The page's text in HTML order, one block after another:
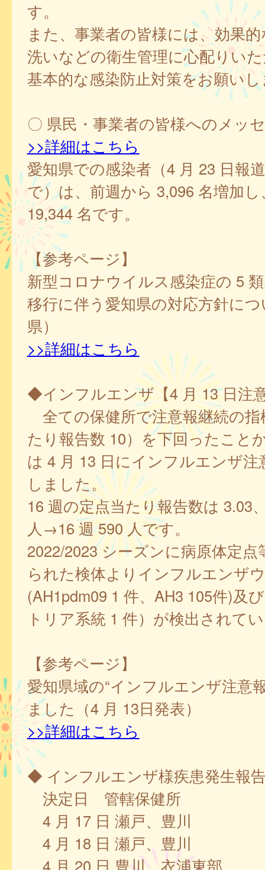
す。
また、事業者の皆様には、効果
洗いなどの衛生管理に心配りい
基本的な感染防止対策をお願い
〇 県民・事業者の皆様へのメッ
>>詳細はこちら
愛知県での感染者（4 月 23 日報
で）は、前週から 3,096 名増加
19,344 名です。
【参考ページ】
新型コロナウイルス感染症の 5
移行に伴う愛知県の対応方針に
県）
>>詳細はこちら
◆インフルエンザ【4 月 13 日注
全ての保健所で注意報継続の指
たり報告数 10）を下回ったこと
は 4 月 13 日にインフルエンザ注
しました。
16 週の定点当たり報告数は 3.03
人→16 週 590 人です。
2022/2023 シーズンに病原体定点
られた検体よりインフルエンザ
(AH1pdm09 1 件、AH3 105件)及
トリア系統 1 件）が検出されて
【参考ページ】
愛知県域の“インフルエンザ注意
ました（4 月 13日発表）
>>詳細はこちら
◆ インフルエンザ様疾患発生報
決定日 管轄保健所
4 月 17 日 瀬戸、豊川
4 月 18 日 瀬戸、豊川
4 月 20 日 豊川、衣浦東部